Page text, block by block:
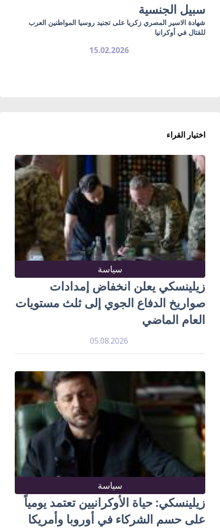
سبيل الجنسية
شهادة الاسير المصري زكريا على تجنيد روسيا المواطنين العرب
للقتال في أوكرانيا
15.02.2026
اختيار القراء
سياسة
زيلينسكي يعلن انخفاض إمدادات
صواريخ الدفاع الجوي إلى ثلث مستويات
العام الماضي
05.08.2026
سياسة
زيلينسكي: حياة الأوكرانيين تعتمد يومياً
على حسم الشركاء في أوروبا وأمريكا